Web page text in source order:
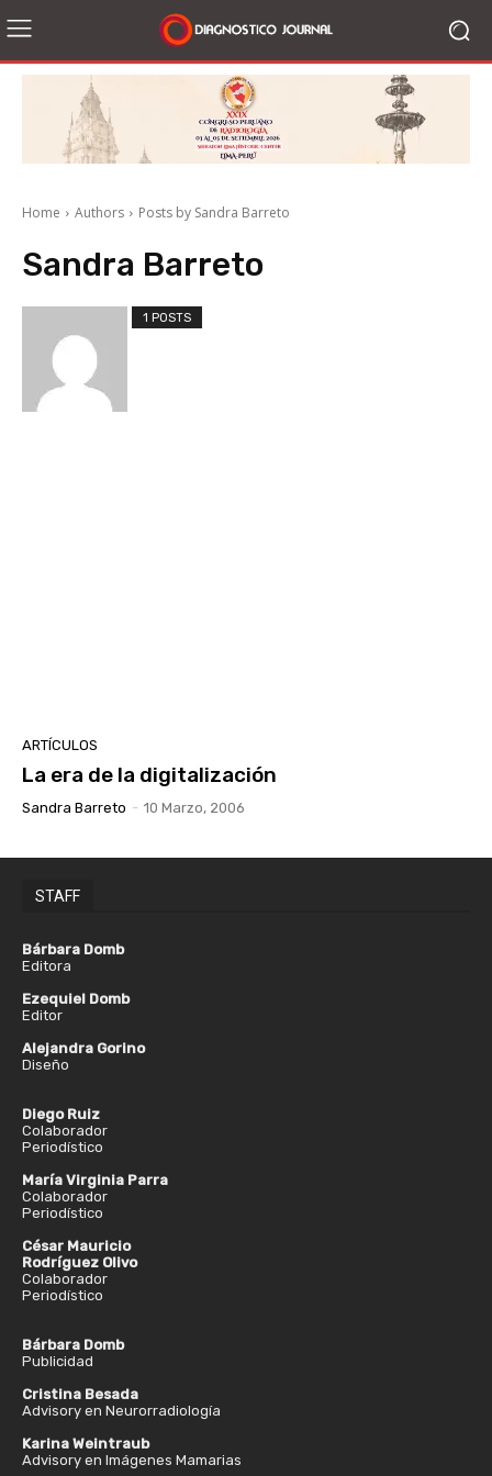
Home Authors Posts by Sandra Barreto
Sandra Barreto
1 POSTS
ARTÍCULOS
La era de la digitalización
Sandra Barreto - 10 Marzo, 2006
STAFF
Bárbara Domb
Editora
Ezequiel Domb
Editor
Alejandra Gorino
Diseño
Diego Ruiz
Colaborador
Periodístico
María Virginia Parra
Colaborador
Periodístico
César Mauricio
Rodríguez Olivo
Colaborador
Periodístico
Bárbara Domb
Publicidad
Cristina Besada
Advisory en Neurorradiología
Karina Weintraub
Advisory en Imágenes Mamarias